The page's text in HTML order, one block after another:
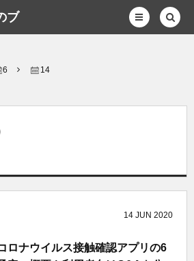
ブ
6 14
14 JUN 2020
ロナウイルス接触確認アプリの6